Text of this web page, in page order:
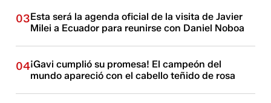
03Esta será la agenda oficial de la visita de Javier
Milei a Ecuador para reunirse con Daniel Noboa
04¡Gavi cumplió su promesa! El campeón del
mundo apareció con el cabello teñido de rosa